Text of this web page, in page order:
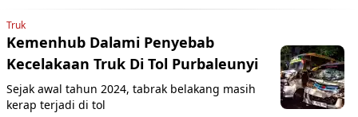
Truk
Kemenhub Dalami Penyebab
Kecelakaan Truk Di Tol Purbaleunyi
Sejak awal tahun 2024, tabrak belakang masih
kerap terjadi di tol